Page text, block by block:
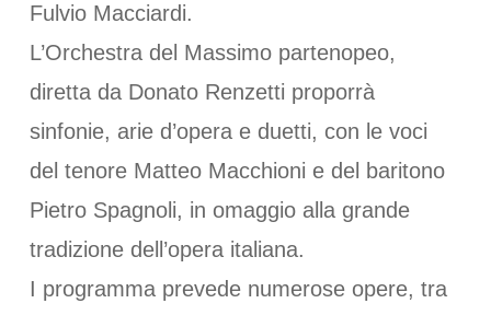
Fulvio Macciardi.
L’Orchestra del Massimo partenopeo,
diretta da Donato Renzetti proporrà
sinfonie, arie d’opera e duetti, con le voci
del tenore Matteo Macchioni e del baritono
Pietro Spagnoli, in omaggio alla grande
tradizione dell’opera italiana.
I programma prevede numerose opere, tra